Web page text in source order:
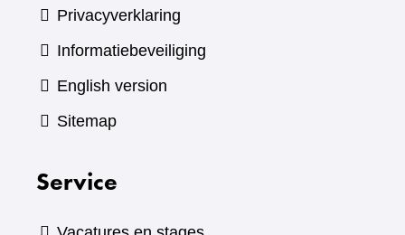
Privacyverklaring
Informatiebeveiliging
English version
Sitemap
Service